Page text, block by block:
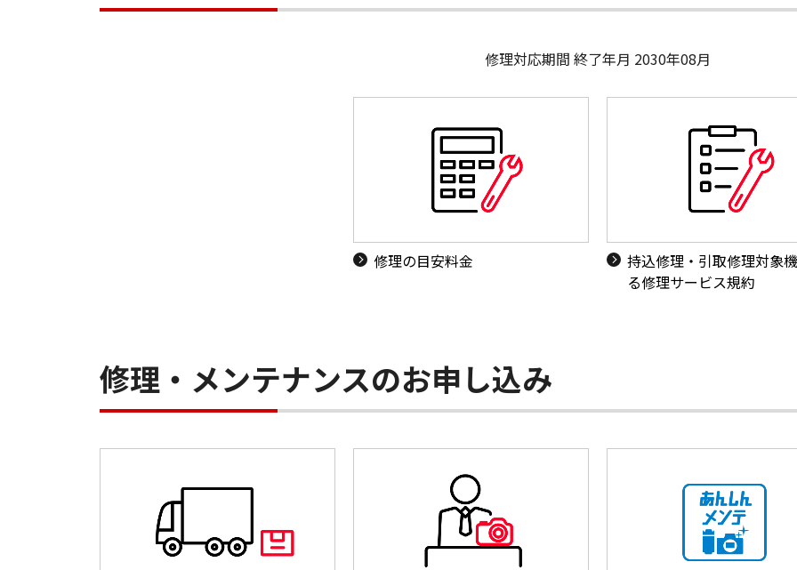
修理対応期間 終了年月 2030年08月
修理の目安料金
持込修理・引取修理対象
る修理サービス規約
修理・メンテナンスのお申し込み